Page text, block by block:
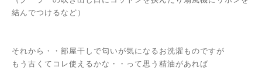
結んでつけるなど）
それから・・部屋干しで匂いが気になるお洗濯ものですが
もう古くてコレ使えるかな・・って思う精油があれば